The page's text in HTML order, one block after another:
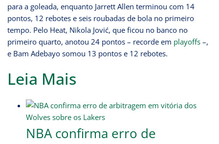
para a goleada, enquanto Jarrett Allen terminou com 14
pontos, 12 rebotes e seis roubadas de bola no primeiro
tempo. Pelo Heat, Nikola Jović, que ficou no banco no
primeiro quarto, anotou 24 pontos – recorde em playoffs –,
e Bam Adebayo somou 13 pontos e 12 rebotes.
Leia Mais
NBA confirma erro de